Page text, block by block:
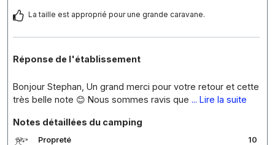
La taille est approprié pour une grande caravane.
Réponse de l'établissement
Bonjour Stephan, Un grand merci pour votre retour et cette
très belle note 😊 Nous sommes ravis que ... Lire la suite
Notes détaillées du camping
Propreté 10